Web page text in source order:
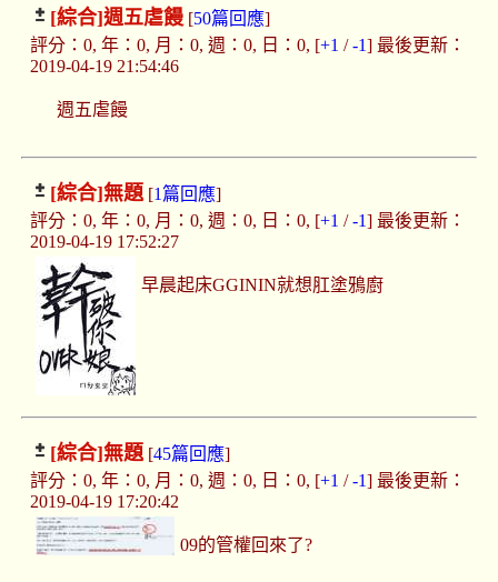
[綜合]週五虐饅[50篇回應]
評分：0, 年：0, 月：0, 週：0, 日：0, [+1 /-1] 最後更新：
2019-04-19 21:54:46
週五虐饅
[綜合]無題[1篇回應]
評分：0, 年：0, 月：0, 週：0, 日：0, [+1 /-1] 最後更新：
2019-04-19 17:52:27
早晨起床GGININ就想肛塗鴉廚
[綜合]無題[45篇回應]
評分：0, 年：0, 月：0, 週：0, 日：0, [+1 /-1] 最後更新：
2019-04-19 17:20:42
09的管權回來了?